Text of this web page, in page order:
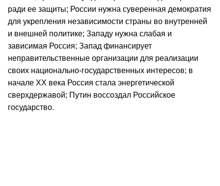
ради ее защиты; России нужна суверенная демократия
для укрепления независимости страны во внутренней
и внешней политике; Западу нужна слабая и
зависимая Россия; Запад финансирует
неправительственные организации для реализации
своих национально-государственных интересов; в
начале ХХ века Россия стала энергетической
сверхдержавой; Путин воссоздал Российское
государство.